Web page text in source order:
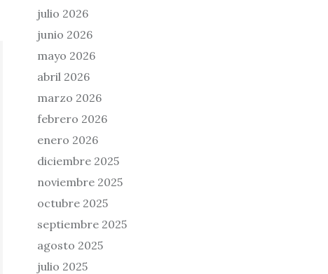
julio 2026
junio 2026
mayo 2026
abril 2026
marzo 2026
febrero 2026
enero 2026
diciembre 2025
noviembre 2025
octubre 2025
septiembre 2025
agosto 2025
julio 2025